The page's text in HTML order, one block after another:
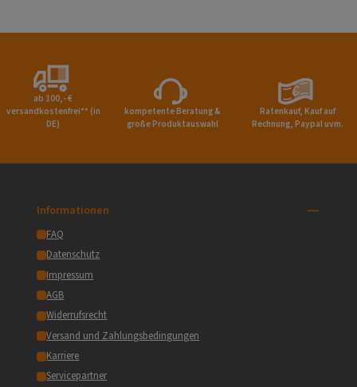
ab 100,- €
versandkostenfrei** (in
DE)
kompetente Beratung &
große Produktauswahl
Ratenkauf, Kauf auf
Rechnung, Paypal uvm.
Informationen
FAQ
Datenschutz
Impressum
AGB
Widerrufsrecht
Versand und Zahlungsbedingungen
Karriere
Servicepartner